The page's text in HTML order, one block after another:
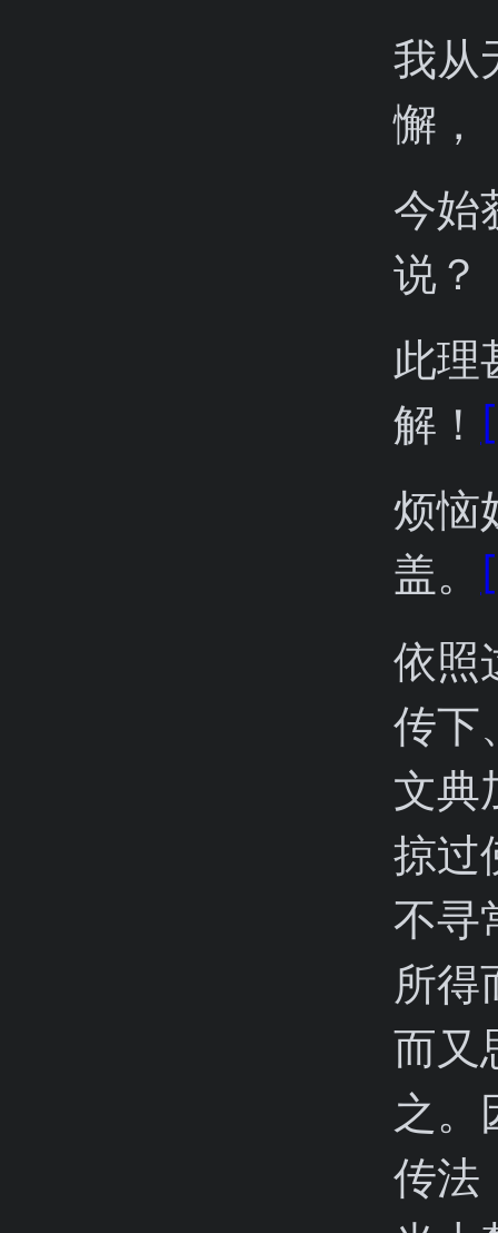
我从
懈，
今始
说？
此理
解！
烦恼
盖。
依照
传下
文典
掠过
不寻
所得
而又
之。
传法